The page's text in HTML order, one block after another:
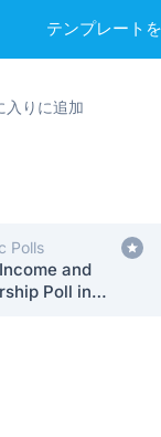
テンプレート
入りに追加
Polls
and
Poll in